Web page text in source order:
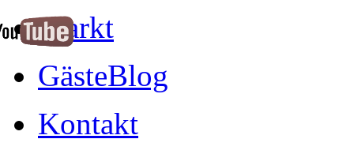
Markt
GästeBlog
Kontakt